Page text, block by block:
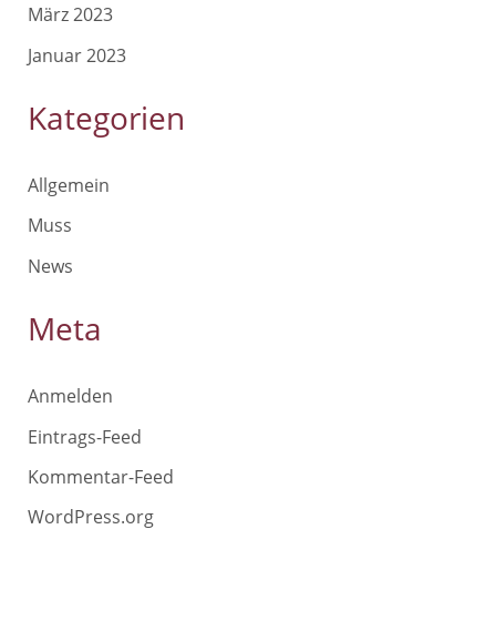
März 2023
Januar 2023
Kategorien
Allgemein
Muss
News
Meta
Anmelden
Eintrags-Feed
Kommentar-Feed
WordPress.org